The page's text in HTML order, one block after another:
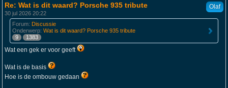
Olaf
Re: Wat is dit waard? Porsche 935 tribute
30 jul 2026 20:22
Forum: Discussie
Onderwerp: Wat is dit waard? Porsche 935 tribute
9
1383
Wat een gek er voor geeft
Wat is de basis
Hoe is de ombouw gedaan